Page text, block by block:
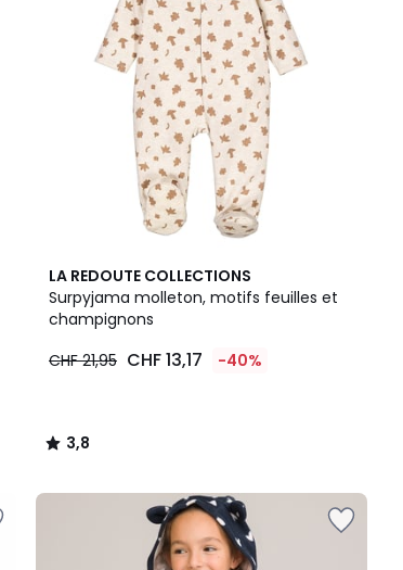
LA REDOUTE COLLECTIONS
Surpyjama molleton, motifs feuilles et
champignons
CHF 21,95 CHF 13,17 -40%
3,8
/ 5
3,8
/